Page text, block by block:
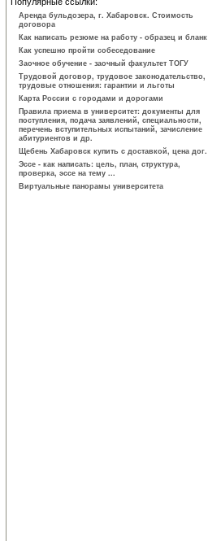
Аренда бульдозера, г. Хабаровск. Стоимость
договора
Как написать резюме на работу - образец и бланк
Как успешно пройти собеседование
Заочное обучение - заочный факультет ТОГУ
Трудовой договор, трудовое законодатель­ство,
трудовые отношения: гарантии и льготы
Карта России с городами и дорогами
Правила приема в университет: документы для
поступления, подача заявлений, специальности,
перечень вступительных испытаний, зачисление
абитуриентов и др.
Щебень Хабаровск купить с доставкой, цена дог.
Эссе - как написать: цель, план, структура,
проверка, эссе на тему ...
Виртуальные панорамы университета